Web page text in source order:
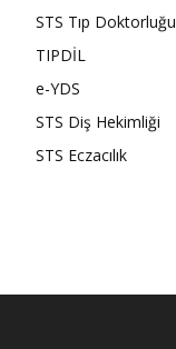
STS Tıp Doktorluğu
TIPDİL
e-YDS
STS Diş Hekimliği
STS Eczacılık